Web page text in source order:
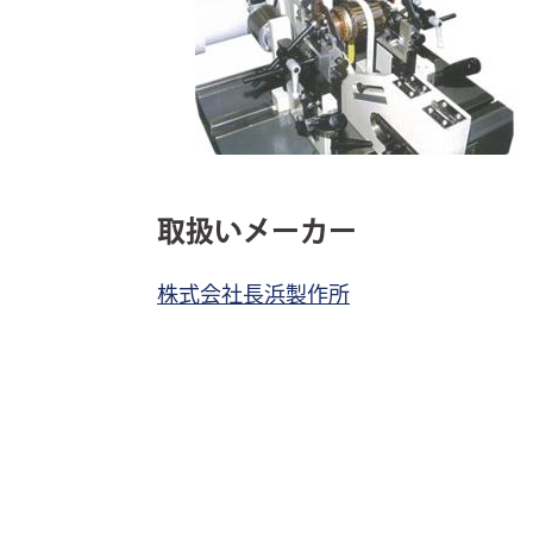
取扱いメーカー
株式会社長浜製作所